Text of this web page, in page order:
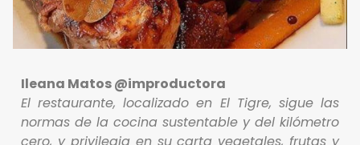
Ileana Matos @improductora
El restaurante, localizado en El Tigre, sigue las
normas de la cocina sustentable y del kilómetro